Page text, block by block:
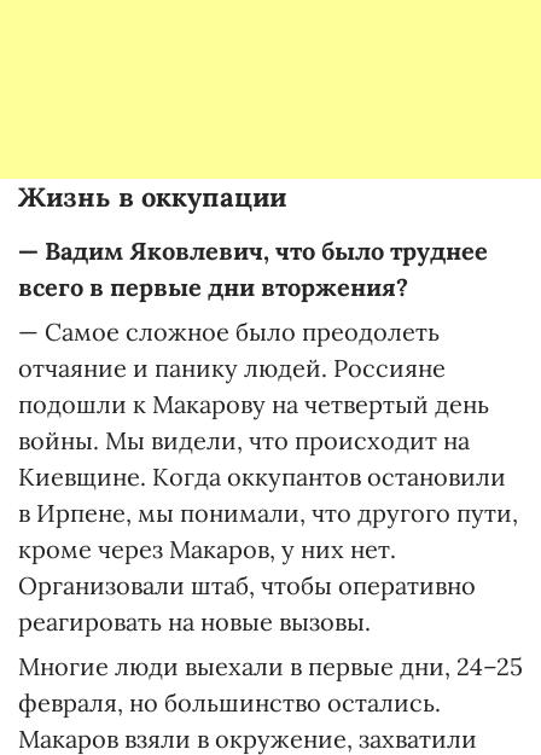
Жизнь в оккупации
— Вадим Яковлевич, что было труднее
всего в первые дни вторжения?
— Самое сложное было преодолеть
отчаяние и панику людей. Россияне
подошли к Макарову на четвертый день
войны. Мы видели, что происходит на
Киевщине. Когда оккупантов остановили
в Ирпене, мы понимали, что другого пути,
кроме через Макаров, у них нет.
Организовали штаб, чтобы оперативно
реагировать на новые вызовы.
Многие люди выехали в первые дни, 24–25
февраля, но большинство остались.
Макаров взяли в окружение, захватили